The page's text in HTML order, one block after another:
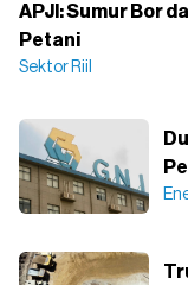
APJI: Sumur Bor
Petani
Sektor Riil